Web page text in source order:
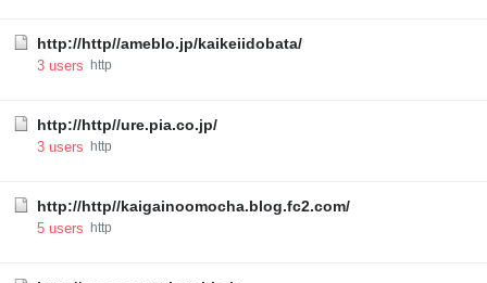
http://http//ameblo.jp/kaikeiidobata/
3 users http
http://http//ure.pia.co.jp/
3 users http
http://http//kaigainoomocha.blog.fc2.com/
5 users http